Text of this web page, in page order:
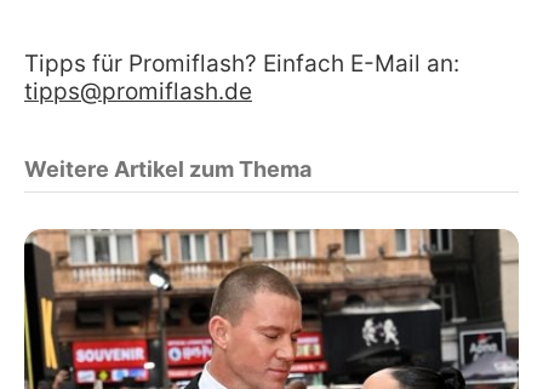
Tipps für Promiflash? Einfach E-Mail an:
tipps@promiflash.de
Weitere Artikel zum Thema